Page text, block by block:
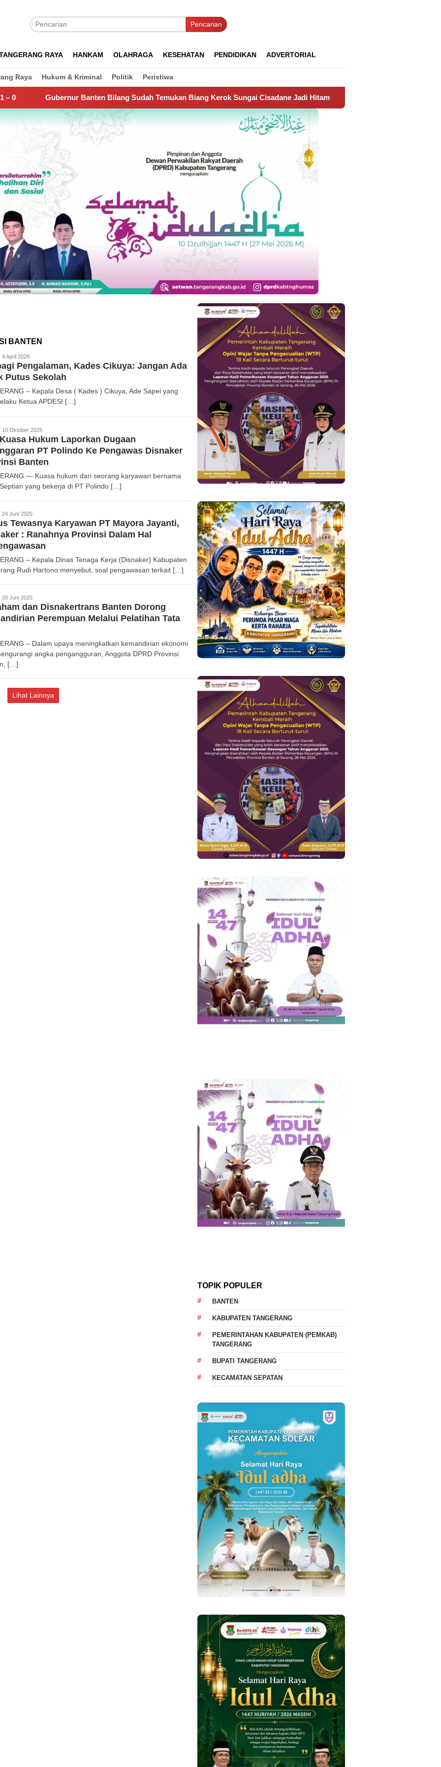
Pencarian
RAYA HANKAM OLAHRAGA KESEHATAN PENDIDIKAN ADVERTORIAL
Raya Hukum & Kriminal Politik Peristiwa
Bilang Sudah Temukan Biang Kerok Sungai Cisadane Jadi Hitam 11 Hari Berjuang, Proses Pemadaman TPA
BANTEN
fakta26
4 April 2026
Pengalaman, Kades Cikuya: Jangan Ada
Putus Sekolah
– Kepala Desa ( Kades ) Cikuya, Ade Sapei yang
Ketua APDESI […]
Redaksi
10 Oktober 2025
Hukum Laporkan Dugaan
PT Polindo Ke Pengawas Disnaker
Banten
— Kuasa hukum dari seorang karyawan bernama
yang bekerja di PT Polindo […]
Redaksi
24 Juni 2025
Tewasnya Karyawan PT Mayora Jayanti,
: Ranahnya Provinsi Dalam Hal
– Kepala Dinas Tenaga Kerja (Disnaker) Kabupaten
Rudi Hartono menyebut, soal pengawasan terkait […]
Redaksi
20 Juni 2025
dan Disnakertrans Banten Dorong
Perempuan Melalui Pelatihan Tata
– Dalam upaya meningkatkan kemandirian ekonomi
angka pengangguran, Anggota DPRD Provinsi
[…]
Lihat Lainnya
TOPIK POPULER
BANTEN
KABUPATEN TANGERANG
PEMERINTAHAN KABUPATEN (PEMKAB)
TANGERANG
BUPATI TANGERANG
KECAMATAN SEPATAN